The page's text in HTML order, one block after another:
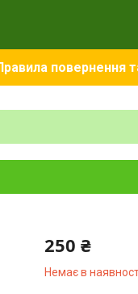
повернення
250 ₴
Немає в